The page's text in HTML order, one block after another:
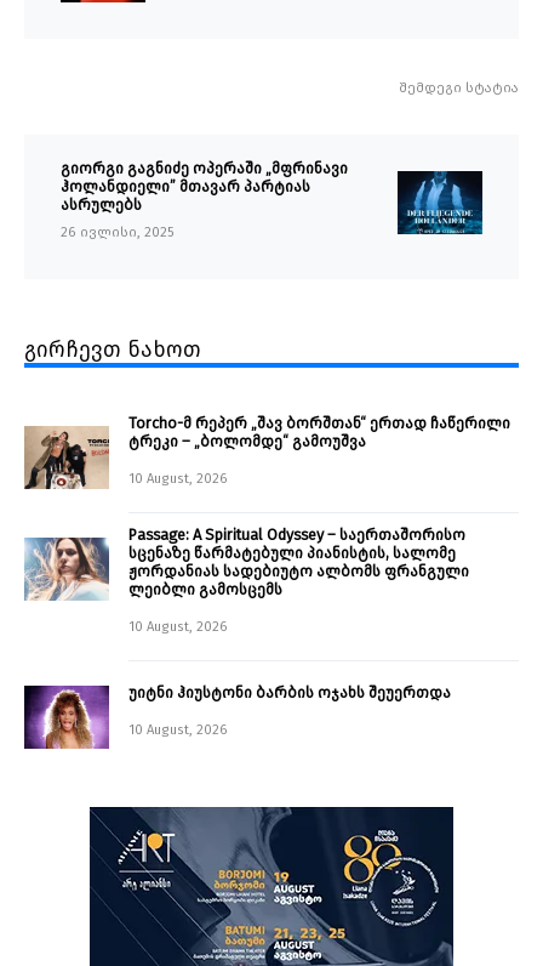
შემდეგი სტატია
გიორგი გაგნიძე ოპერაში „მფრინავი
ჰოლანდიელი” მთავარ პარტიას
ასრულებს
26 ივლისი, 2025
გირჩევთ ნახოთ
Torcho-მ რეპერ „შავ ბორშთან“ ერთად ჩაწერილი
ტრეკი – „ბოლომდე“ გამოუშვა
10 August, 2026
Passage: A Spiritual Odyssey – საერთაშორისო
სცენაზე წარმატებული პიანისტის, სალომე
ჟორდანიას სადებიუტო ალბომს ფრანგული
ლეიბლი გამოსცემს
10 August, 2026
უიტნი ჰიუსტონი ბარბის ოჯახს შეუერთდა
10 August, 2026